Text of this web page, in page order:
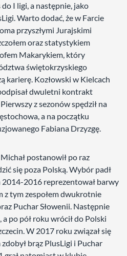
I ligi, a następnie, jako
Warto dodać, że w Farcie
przyszłymi Jurajskimi
oraz statystykiem
Makarykiem, który
świętokrzyskiego
karierę. Kozłowski w Kielcach
dwuletni kontrakt
z sezonów spędził na
a na początku
Fabiana Drzyzgę.
postanowił po raz
się poza Polską. Wybór padł
2014-2016 reprezentował barwy
z tym zespołem dwukrotnie
Puchar Słowenii. Następnie
a po pół roku wrócił do Polski
W 2017 roku związał się
brąz PlusLigi i Puchar